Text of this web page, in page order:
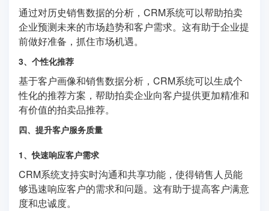
通过对历史销售数据的分析，CRM系统可以帮助拍卖
企业预测未来的市场趋势和客户需求。这有助于企业提
前做好准备，抓住市场机遇。
3、个性化推荐
基于客户画像和销售数据分析，CRM系统可以生成个
性化的推荐方案，帮助拍卖企业向客户提供更加精准和
有价值的拍卖品推荐。
四、提升客户服务质量
1、快速响应客户需求
CRM系统支持实时沟通和共享功能，使得销售人员能
够迅速响应客户的需求和问题。这有助于提高客户满意
度和忠诚度。